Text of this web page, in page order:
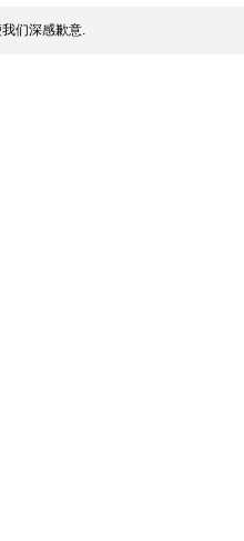
们深感歉意.